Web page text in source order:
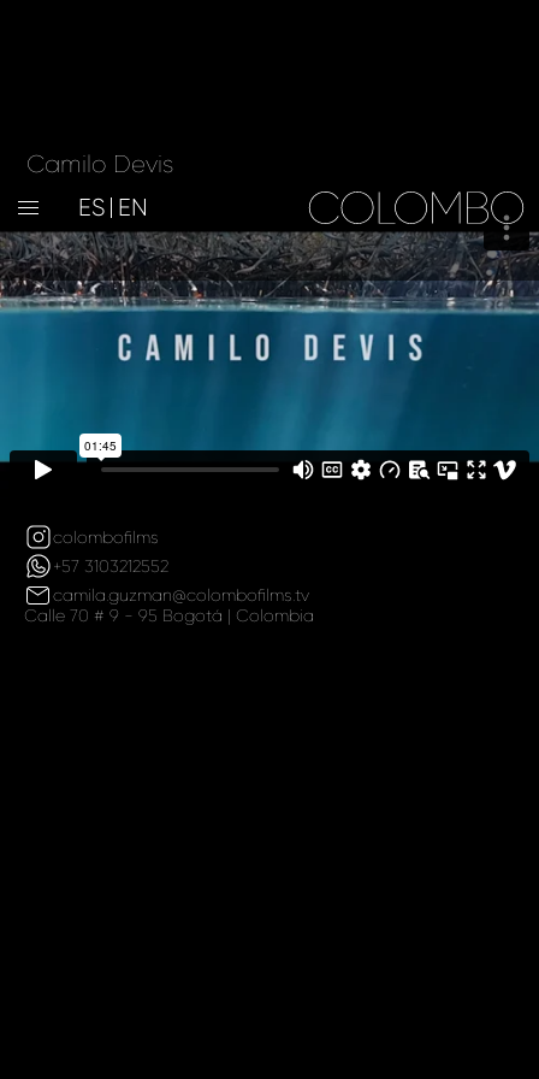
ES EN
Camilo Devis
colombofilms
+57 3103212552
camila.guzman@colombofilms.tv
Calle 70 # 9 - 95 Bogotá | Colombia